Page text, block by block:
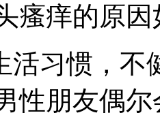
痒的原因
习惯，不
性朋友偶